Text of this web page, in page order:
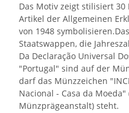
Das Motiv zeigt stilisiert
Artikel der Allgemeinen
von 1948
Staatswappen, die
Da Declaração Universal
"Portugal" sind auf der
darf das Münzzeichen
Nacional - Casa da
Münzprägeanstalt) steht.